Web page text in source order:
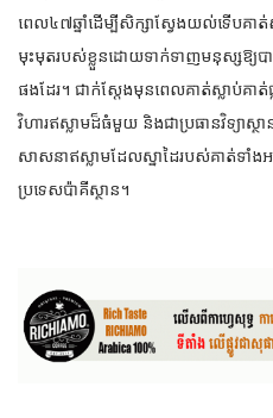
ពេល៤៧ឆ្នាំដើម្បីសិក្សាស្វែងយល់ទើបគ
មុះមុតរបស់ខ្លួនដោយទាក់ទាញមនុស្សឱ្យ
ផងដែរ។ ជាក់ស្តែងមុនពេលគាត់ស្លាប់គាត់
វិហារឥស្លាមដ៏ធំមួយ និងជាប្រធានវិទ្យាស្
សាសនាឥស្លាមដែលស្នាដៃរបស់គាត់ទាំងអ
ប្រទេសប៉ាគីស្ថាន។